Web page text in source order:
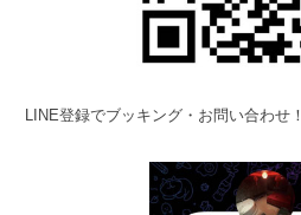
LINE登録でブッキング・お問い合わせ！